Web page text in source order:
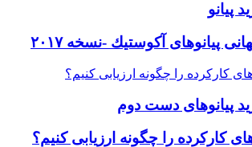
پیانو
پيانوهای آكوستيك -نسخه ۲۰۱۷
پیانوهای دست دوم
کارکرده را چگونه ارزیابی کنیم؟